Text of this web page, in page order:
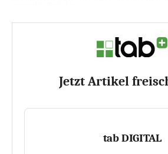
Jetzt Artikel
tab DIGITAL